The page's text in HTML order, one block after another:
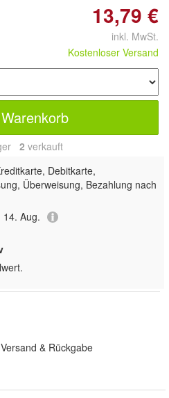
13,79 €
inkl. MwSt.
Kostenloser Versand
2 verkauft
Debitkarte,
Überweisung, Bezahlung nach
14. Aug.
& Rückgabe